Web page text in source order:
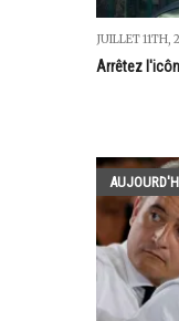
JUILLET 11TH,
Arrêtez